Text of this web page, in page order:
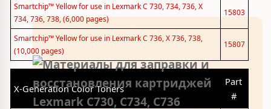
Smartchip™ Yellow for use in Lexmark C 730, 734, 736, X
734, 736, 738, (6,000 pages)
15803
Smartchip™ Yellow for use in Lexmark C 736, X 736, 738,
(10,000 pages)
15807
X-Generation Color Toners
Part
#